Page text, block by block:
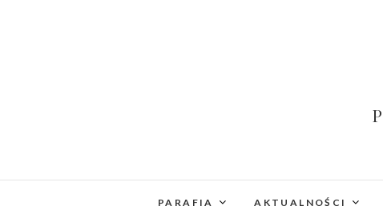
PARAFIA AKTUALNOŚCI